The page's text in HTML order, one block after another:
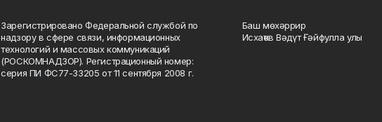
Зарегистрировано Федеральной службой по
надзору в сфере связи, информационных
технологий и массовых коммуникаций
(РОСКОМНАДЗОР). Регистрационный номер:
серия ПИ ФС77-33205 от 11 сентября 2008 г.
Баш мөхәррир
Исхаҡов Вәдүт Ғәйфулла улы